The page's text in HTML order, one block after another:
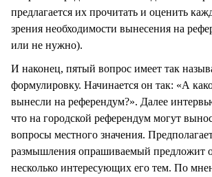
предлагается их прочитать и оценить
зрения необходимости вынесения на
или не нужно).
И наконец, пятый вопрос имеет так
формулировку. Начинается он так: «А
вынесли на референдум?». Далее
что на городской референдум могут
вопросы местного значения.
размышления опрашиваемый предложит
несколько интересующих его тем. По